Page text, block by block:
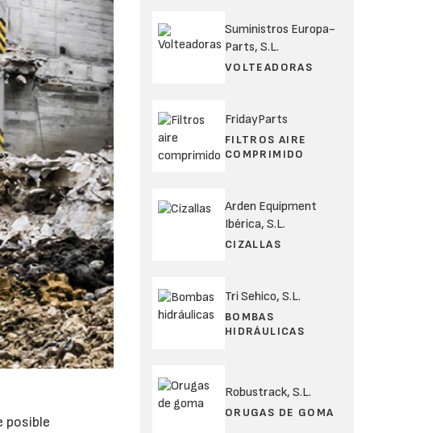
posible
Suministros Europa-
Parts, S.L.
VOLTEADORAS
FridayParts
FILTROS AIRE
COMPRIMIDO
Arden Equipment
Ibérica, S.L.
CIZALLAS
Tri Sehico, S.L.
BOMBAS
HIDRÁULICAS
Robustrack, S.L.
ORUGAS DE GOMA